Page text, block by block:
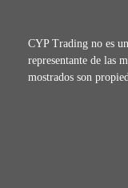
CYP Trading no es
representante de las
mostrados son